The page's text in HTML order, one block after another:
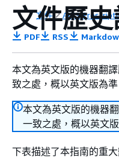
文件 AWS
文件歷
PDF RSS
本文為英文版的機器翻
致之處，概以英文版為準
本文為英文版的機器
一致之處，概以英文
下表描述了本指南的重